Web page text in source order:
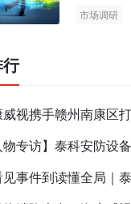
市场调研
视携手赣州南康区
波网
物专访】泰科安防设
码安防出海新范式
事件到读懂全局｜泰